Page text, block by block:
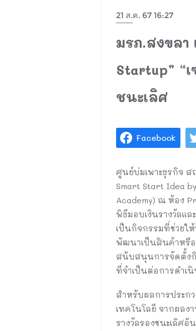
21 ส.ค. 67 16:27
มรภ.สงขลา
Startup” “
ชนะเลิศ
Facebook
ศูนย์บ่มเพาะธุรกิจ
Smart Start Idea
Academy) ณ ห้อง
พิธีมอบเงินรางวัลแ
เป็นกิจกรรมที่ช่วยใ
พัฒนาเป็นสินค้าหรื
สนับสนุนการจัดตั้งกิ
ที่จำเป็นต่อการดำเ
สำหรับผลการประก
เทคโนโลยี จากผลง
รางวัลรองชนะเลิศ